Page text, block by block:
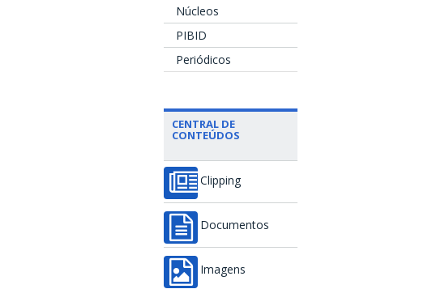
Núcleos
PIBID
Periódicos
CENTRAL DE
CONTEÚDOS
Clipping
Documentos
Imagens